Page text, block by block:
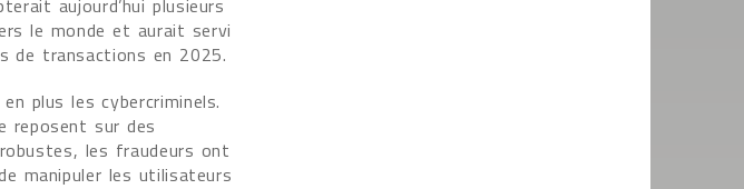
aujourd’hui plusieurs
le monde et aurait servi
de transactions en 2025.
plus les cybercriminels.
reposent sur des
les fraudeurs ont
manipuler les utilisateurs